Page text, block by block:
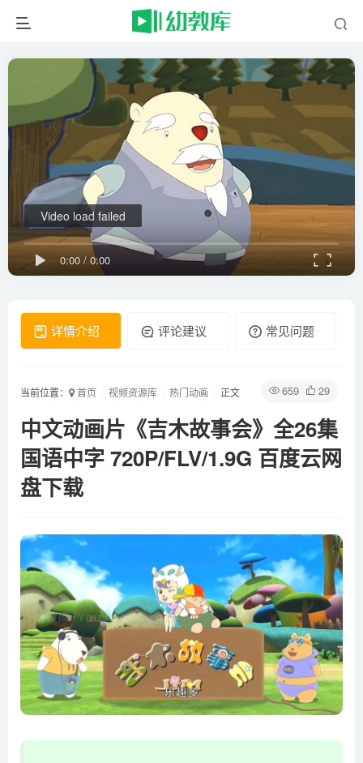
0:00 / 0:00
Video load failed
详情介绍 评论建议 常见问题
659 29
当前位置： 首页 视频资源库 热门动画 正文
中文动画片《吉木故事会》全26集
国语中字 720P/FLV/1.9G 百度云网
盘下载